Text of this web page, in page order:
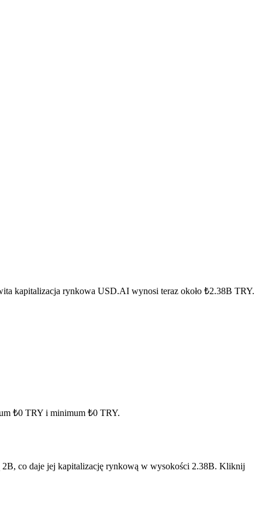
kapitalizacja rynkowa USD.AI wynosi teraz około ₺2.38B TRY.
₺0 TRY i minimum ₺0 TRY.
2B, co daje jej kapitalizację rynkową w wysokości 2.38B. Kliknij